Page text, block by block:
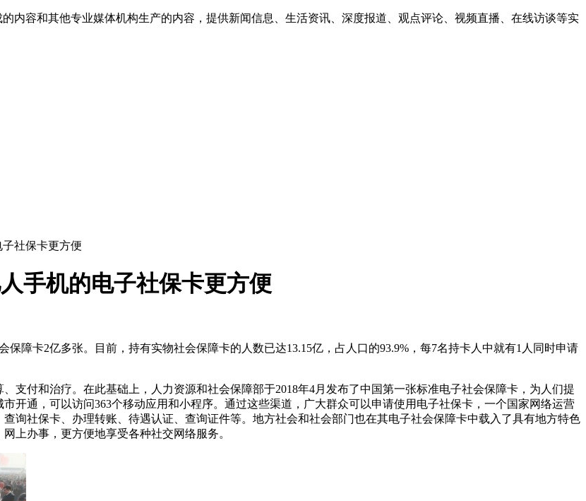
内容和其他专业媒体机构生产的内容，提供新闻信息、生活资讯、深度报道、观点评论、视频直播、在线访谈等实
社保卡更方便
手机的电子社保卡更方便
障卡2亿多张。目前，持有实物社会保障卡的人数已达13.15亿，占人口的93.9%，每7名持卡人中就有1人同时申请
支付和治疗。在此基础上，人力资源和社会保障部于2018年4月发布了中国第一张标准电子社会保障卡，为人们提
开通，可以访问363个移动应用和小程序。通过这些渠道，广大群众可以申请使用电子社保卡，一个国家网络运营
询社保卡、办理转账、待遇认证、查询证件等。地方社会和社会部门也在其电子社会保障卡中载入了具有地方特色
上办事，更方便地享受各种社交网络服务。